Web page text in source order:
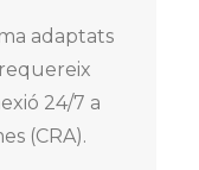
adaptats
24/7 a
(CRA).